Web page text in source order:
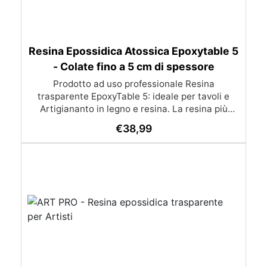
Resina Epossidica Atossica Epoxytable 5
- Colate fino a 5 cm di spessore
Prodotto ad uso professionale Resina
trasparente EpoxyTable 5: ideale per tavoli e
Artigiananto in legno e resina. La resina più
perfetta per colate di alto spessore fino a 5 cm.
Applicazioni Principali: Realizzazione di tavoli in
monete, pietre, ecc) Colate riempitive in
spessore dentro stampi e cassaforme
Caratteristiche principali: ✅ Bassissima
€38,99